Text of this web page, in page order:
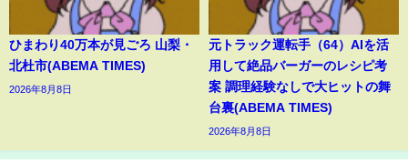
ひまわり40万本が見ごろ 山梨・
北杜市(ABEMA TIMES)
2026年8月8日
元トラック運転手（64）AIを活
用して絶品バーガーのレシピ考
案 調理経験なしで大ヒットの舞
台裏(ABEMA TIMES)
2026年8月8日